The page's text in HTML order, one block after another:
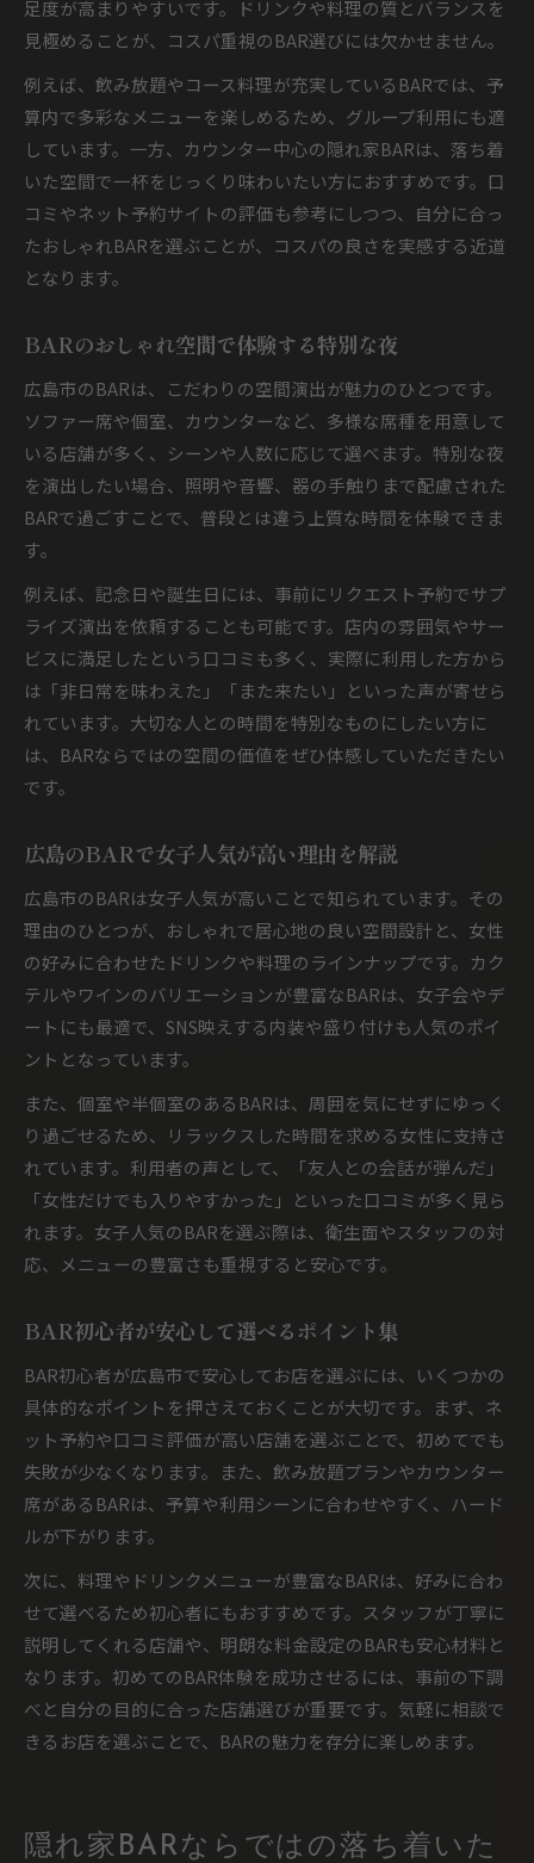
足度が高まりやすいです。ドリンクや料理の質とバランスを
見極めることが、コスパ重視のBAR選びには欠かせません。
例えば、飲み放題やコース料理が充実しているBARでは、予
算内で多彩なメニューを楽しめるため、グループ利用にも適
しています。一方、カウンター中心の隠れ家BARは、落ち着
いた空間で一杯をじっくり味わいたい方におすすめです。口
コミやネット予約サイトの評価も参考にしつつ、自分に合っ
たおしゃれBARを選ぶことが、コスパの良さを実感する近道
となります。
BARのおしゃれ空間で体験する特別な夜
広島市のBARは、こだわりの空間演出が魅力のひとつです。
ソファー席や個室、カウンターなど、多様な席種を用意して
いる店舗が多く、シーンや人数に応じて選べます。特別な夜
を演出したい場合、照明や音響、器の手触りまで配慮された
BARで過ごすことで、普段とは違う上質な時間を体験できま
す。
例えば、記念日や誕生日には、事前にリクエスト予約でサプ
ライズ演出を依頼することも可能です。店内の雰囲気やサー
ビスに満足したという口コミも多く、実際に利用した方から
は「非日常を味わえた」「また来たい」といった声が寄せら
れています。大切な人との時間を特別なものにしたい方に
は、BARならではの空間の価値をぜひ体感していただきたい
です。
広島のBARで女子人気が高い理由を解説
広島市のBARは女子人気が高いことで知られています。その
理由のひとつが、おしゃれで居心地の良い空間設計と、女性
の好みに合わせたドリンクや料理のラインナップです。カク
テルやワインのバリエーションが豊富なBARは、女子会やデ
ートにも最適で、SNS映えする内装や盛り付けも人気のポイ
ントとなっています。
また、個室や半個室のあるBARは、周囲を気にせずにゆっく
り過ごせるため、リラックスした時間を求める女性に支持さ
れています。利用者の声として、「友人との会話が弾んだ」
「女性だけでも入りやすかった」といった口コミが多く見ら
れます。女子人気のBARを選ぶ際は、衛生面やスタッフの対
応、メニューの豊富さも重視すると安心です。
BAR初心者が安心して選べるポイント集
BAR初心者が広島市で安心してお店を選ぶには、いくつかの
具体的なポイントを押さえておくことが大切です。まず、ネ
ット予約や口コミ評価が高い店舗を選ぶことで、初めてでも
失敗が少なくなります。また、飲み放題プランやカウンター
席があるBARは、予算や利用シーンに合わせやすく、ハード
ルが下がります。
次に、料理やドリンクメニューが豊富なBARは、好みに合わ
せて選べるため初心者にもおすすめです。スタッフが丁寧に
説明してくれる店舗や、明朗な料金設定のBARも安心材料と
なります。初めてのBAR体験を成功させるには、事前の下調
べと自分の目的に合った店舗選びが重要です。気軽に相談で
きるお店を選ぶことで、BARの魅力を存分に楽しめます。
隠れ家BARならではの落ち着いた